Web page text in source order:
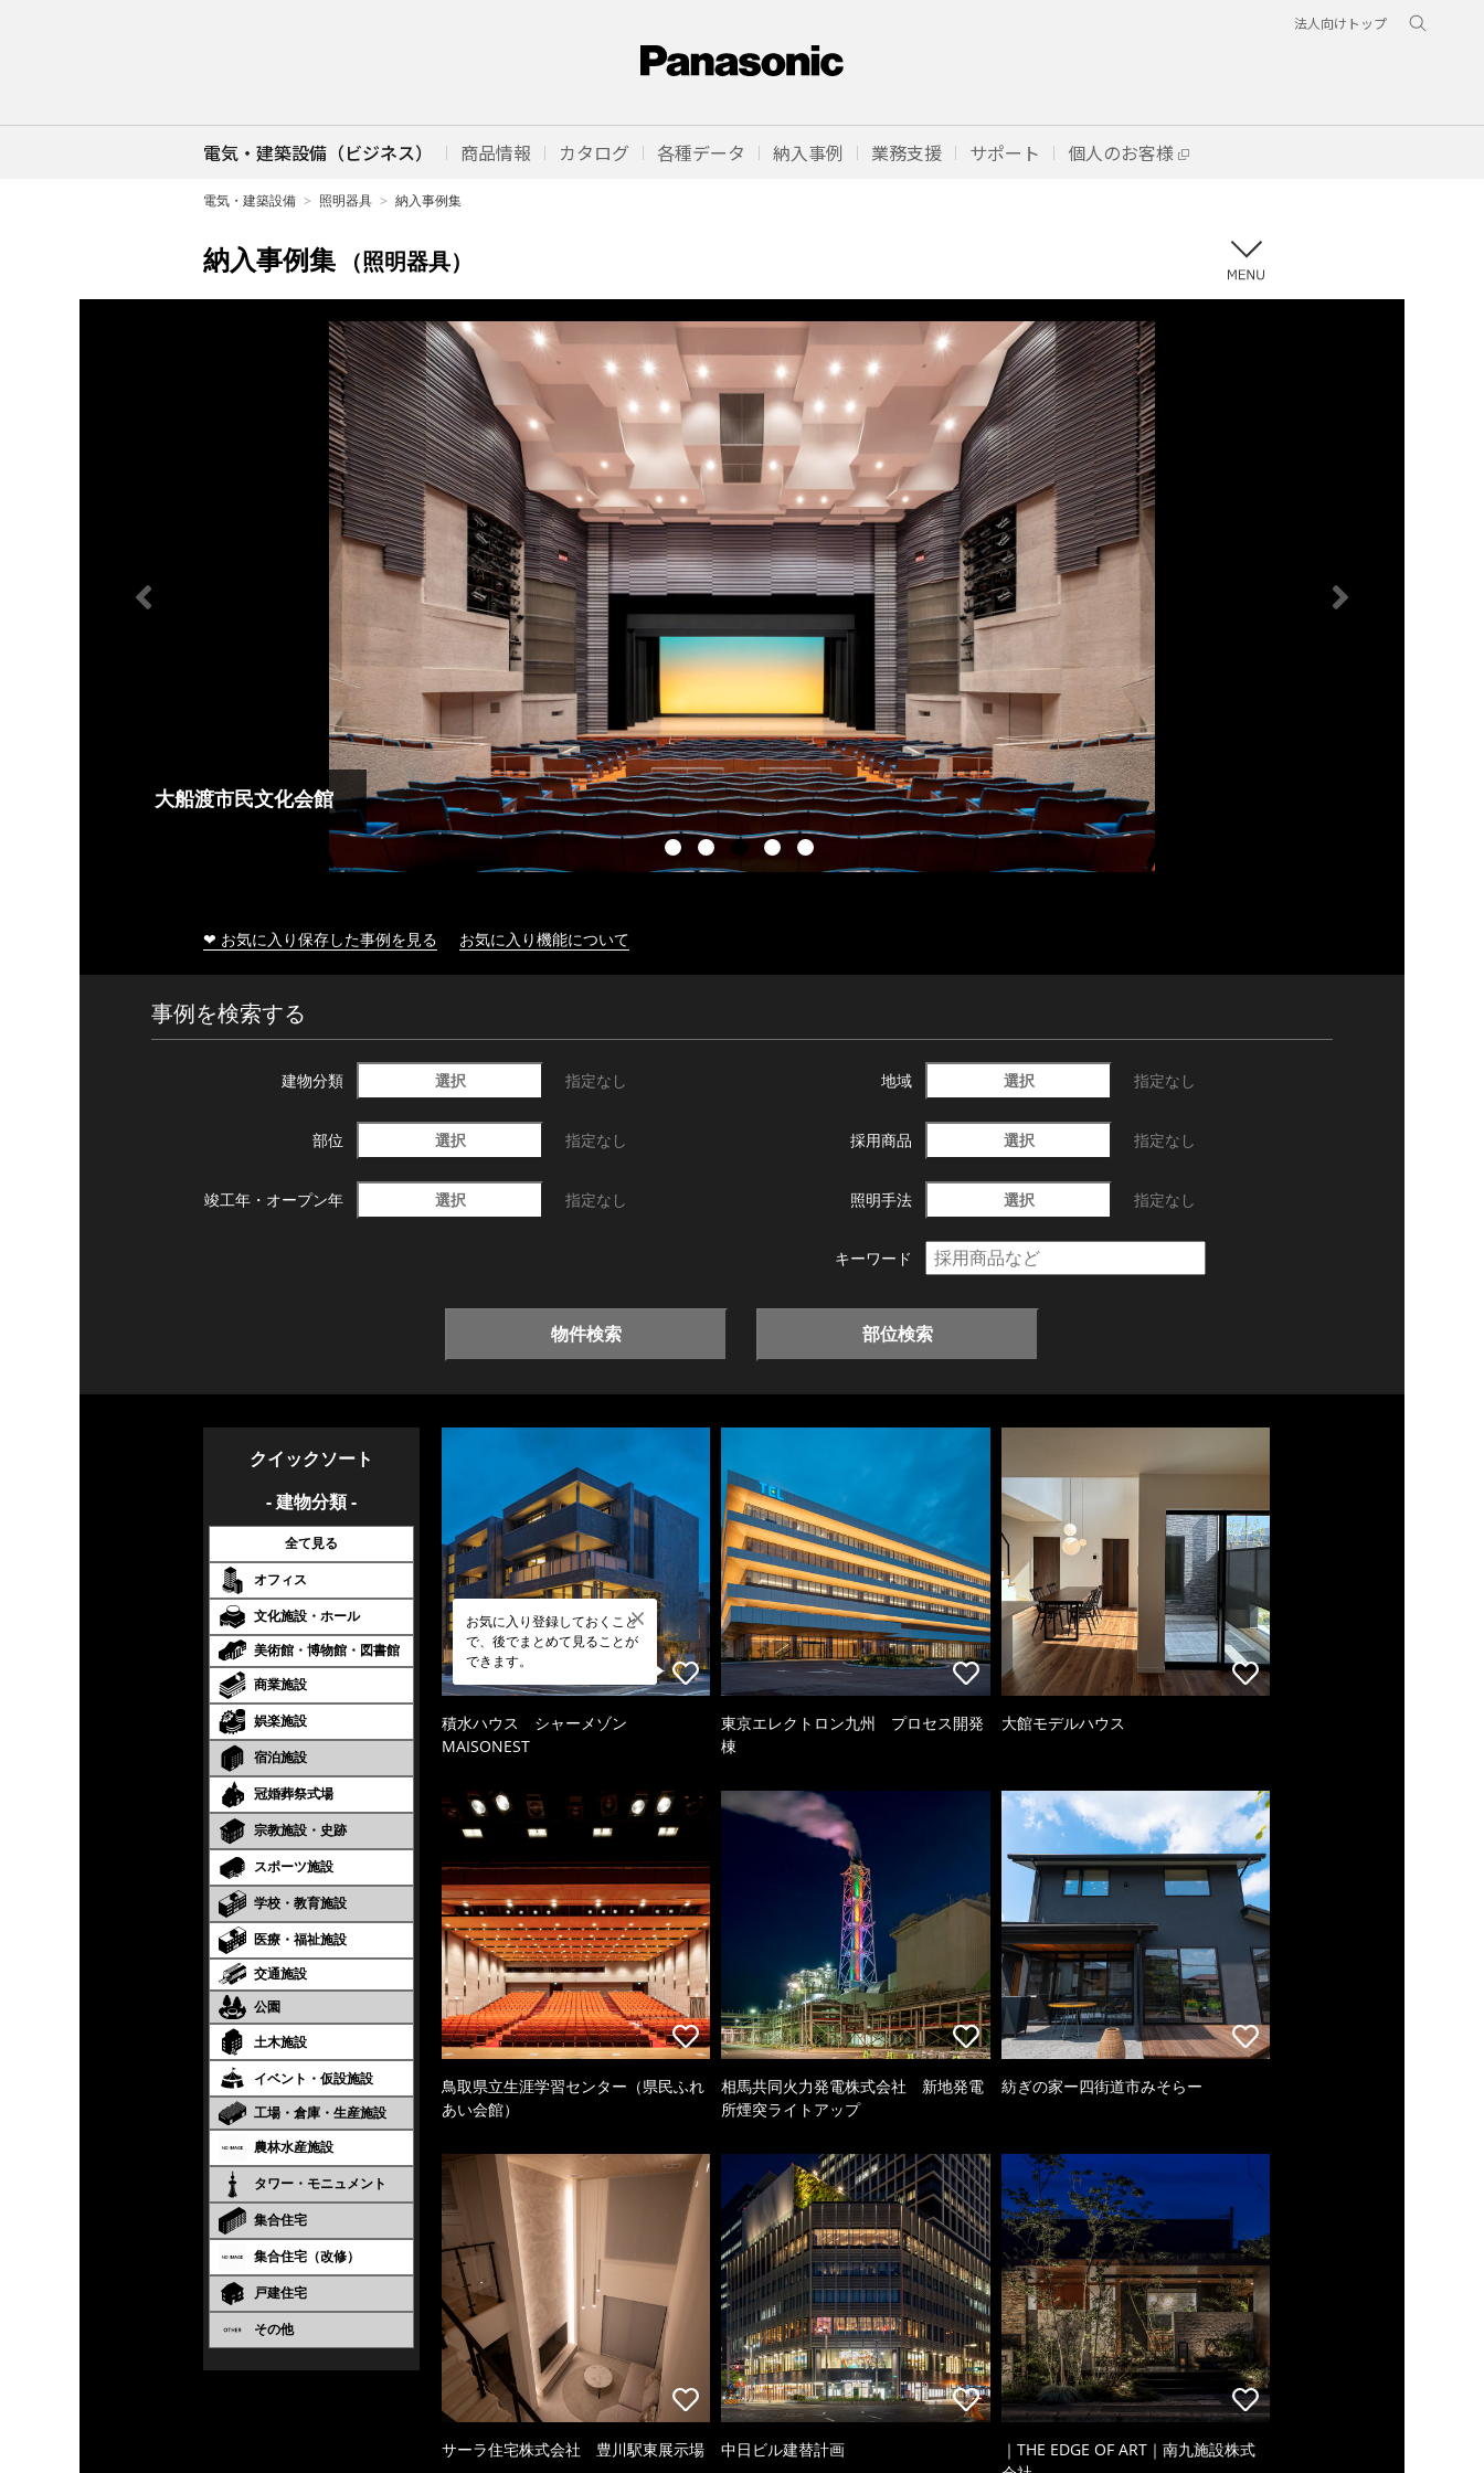
法人向けトップ
電気・建築設備（ビジネス） 商品情報 カタログ 各種データ 納入事例 業務支援 サポート 個人のお客様
電気・建築設備 照明器具 納入事例集
納入事例集 （照明器具）
大船渡市民文化会館
❤ お気に入り保存した事例を見る お気に入り機能について
事例を検索する
建物分類 選択 指定なし 地域 選択 指定なし
部位 選択 指定なし 採用商品 選択 指定なし
竣工年・ オープン年 選択 指定なし 照明手法 選択 指定なし
キーワード
物件検索 部位検索
クイックソート
- 建物分類 -
全て見る
オフィス
文化施設・ホール
美術館・博物館・図書館
商業施設
娯楽施設
宿泊施設
冠婚葬祭式場
宗教施設・史跡
スポーツ施設
学校・教育施設
医療・福祉施設
交通施設
公園
土木施設
イベント・仮設施設
工場・倉庫・生産施設
農林水産施設
タワー・モニュメント
集合住宅
集合住宅（改修）
戸建住宅
その他
お気に入り登録しておくこと
で、後でまとめて見ることが
できます。
積水ハウス シャーメゾン
MAISONEST
東京エレクトロン九州 プロセス開発
棟
大館モデルハウス
鳥取県立生涯学習センター（県民ふれ
あい会館）
相馬共同火力発電株式会社 新地発電
所煙突ライトアップ
紡ぎの家ー四街道市みそらー
サーラ住宅株式会社 豊川駅東展示場 中日ビル建替計画
｜THE EDGE OF ART｜南九施設株式